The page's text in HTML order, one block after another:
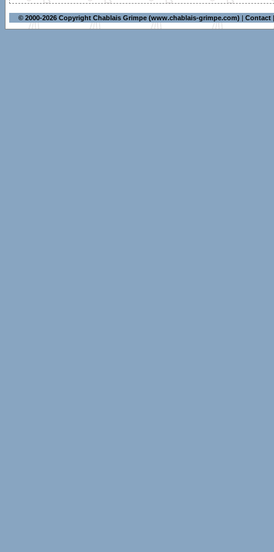
© 2000-2026 Copyright Chablais Grimpe (www.chablais-grimpe.com) | Contact